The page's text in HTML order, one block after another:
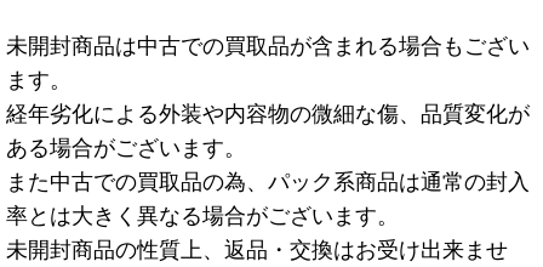
未開封商品は中古での買取品が含まれる場合もござい
ます。
経年劣化による外装や内容物の微細な傷、品質変化が
ある場合がございます。
また中古での買取品の為、パック系商品は通常の封入
率とは大きく異なる場合がございます。
未開封商品の性質上、返品・交換はお受け出来ませ